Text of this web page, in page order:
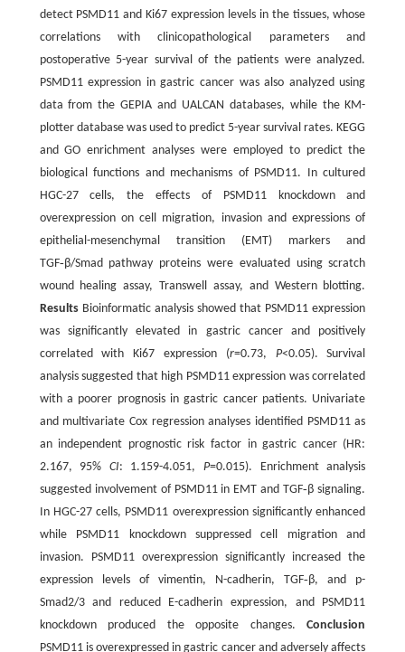
detect PSMD11 and Ki67 expression levels in the tissues, whose
correlations with clinicopathological parameters and
postoperative 5-year survival of the patients were analyzed.
PSMD11 expression in gastric cancer was also analyzed using
data from the GEPIA and UALCAN databases, while the KM-
plotter database was used to predict 5-year survival rates. KEGG
and GO enrichment analyses were employed to predict the
biological functions and mechanisms of PSMD11. In cultured
HGC-27 cells, the effects of PSMD11 knockdown and
overexpression on cell migration, invasion and expressions of
epithelial-mesenchymal transition (EMT) markers and
TGF‑β/Smad pathway proteins were evaluated using scratch
wound healing assay, Transwell assay, and Western blotting.
ResultsBioinformatic analysis showed that PSMD11 expression
was significantly elevated in gastric cancer and positively
correlated with Ki67 expression (r=0.73, P<0.05). Survival
analysis suggested that high PSMD11 expression was correlated
with a poorer prognosis in gastric cancer patients. Univariate
and multivariate Cox regression analyses identified PSMD11 as
an independent prognostic risk factor in gastric cancer (HR:
2.167, 95% CI: 1.159-4.051,P=0.015). Enrichment analysis
suggested involvement of PSMD11 in EMT and TGF‑β signaling.
In HGC-27 cells, PSMD11 overexpression significantly enhanced
while PSMD11 knockdown suppressed cell migration and
invasion. PSMD11 overexpression significantly increased the
expression levels of vimentin, N-cadherin, TGF‑β, and p-
Smad2/3 and reduced E-cadherin expression, and PSMD11
knockdown produced the opposite changes.Conclusion
PSMD11 is overexpressed in gastric cancer and adversely affects